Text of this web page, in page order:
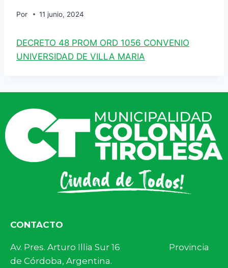
Por 11 junio, 2024
DECRETO 48 PROM ORD 1056 CONVENIO
UNIVERSIDAD DE VILLA MARIA
CONTACTO
Av. Pres. Arturo Illia Sur 16 Provincia
de Córdoba, Argentina.